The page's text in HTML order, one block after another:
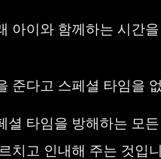
아이와 함께하는 시간
준다고 스페셜 타임을
타임을 방해하는 모
치고 인내해 주는 것입